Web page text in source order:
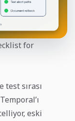
for
test sırası
eski